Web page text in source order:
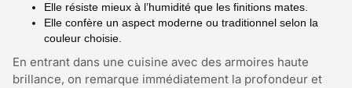
Elle résiste mieux à l’humidité que les finitions mates.
Elle confère un aspect moderne ou traditionnel selon la
couleur choisie.
En entrant dans une cuisine avec des armoires haute
brillance, on remarque immédiatement la profondeur et